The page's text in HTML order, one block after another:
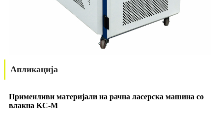
Апликација
Применливи материјали на рачна ласерска машина со
влакна KC-M